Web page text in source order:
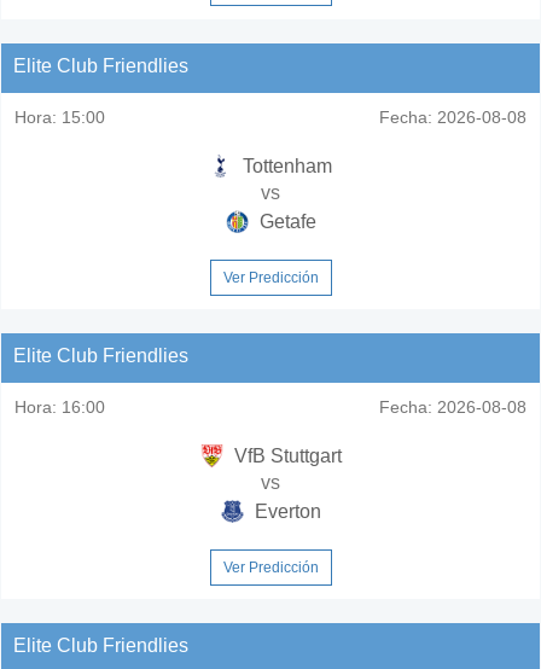
Elite Club Friendlies
Hora: 15:00 Fecha: 2026-08-08
Tottenham
vs
Getafe
Ver Predicción
Elite Club Friendlies
Hora: 16:00 Fecha: 2026-08-08
VfB Stuttgart
vs
Everton
Ver Predicción
Elite Club Friendlies